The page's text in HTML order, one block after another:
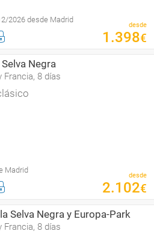
2026 desde Madrid
desde
1 .398€
Negra
Francia, 8 días
Madrid
desde
2.102€
Selva Negra y Europa-Park
Francia, 8 días